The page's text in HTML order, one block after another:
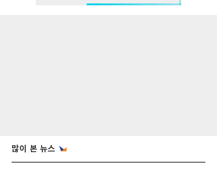
많이 본 뉴스